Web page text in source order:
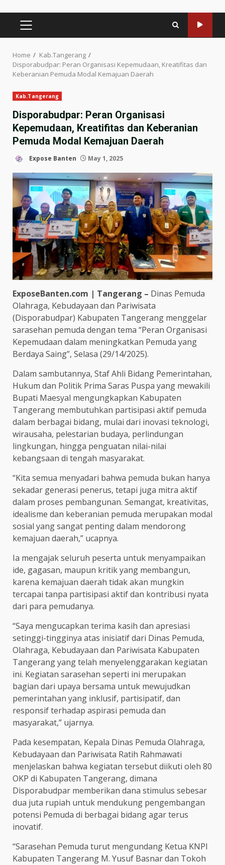
PRIMARY
MENU
Home
Kab.Tangerang
Disporabudpar: Peran Organisasi Kepemudaan, Kreatifitas dan
Keberanian Pemuda Modal Kemajuan Daerah
Kab.Tangerang
Disporabudpar: Peran Organisasi
Kepemudaan, Kreatifitas dan Keberanian
Pemuda Modal Kemajuan Daerah
Expose Banten May 1, 2025
ExposeBanten.com | Tangerang – Dinas Pemuda
Olahraga, Kebudayaan dan Pariwisata
(Disporabudpar) Kabupaten Tangerang menggelar
sarasehan pemuda dengan tema “Peran Organisasi
Kepemudaan dalam meningkatkan Pemuda yang
Berdaya Saing”, Selasa (29/14/2025).
Dalam sambutannya, Staf Ahli Bidang Pemerintahan,
Hukum dan Politik Prima Saras Puspa yang mewakili
Bupati Maesyal mengungkapkan Kabupaten
Tangerang membutuhkan partisipasi aktif pemuda
dalam berbagai bidang, mulai dari inovasi teknologi,
wirausaha, pelestarian budaya, perlindungan
lingkungan, hingga penguatan nilai-nilai
kebangsaan di tengah masyarakat.
“Kita semua menyadari bahwa pemuda bukan hanya
sekadar generasi penerus, tetapi juga mitra aktif
dalam proses pembangunan. Semangat, kreativitas,
idealisme dan keberanian pemuda merupakan modal
sosial yang sangat penting dalam mendorong
kemajuan daerah,” ucapnya.
Ia mengajak seluruh peserta untuk menyampaikan
ide, gagasan, maupun kritik yang membangun,
karena kemajuan daerah tidak akan mungkin
tercapai tanpa partisipasi aktif dan kontribusi nyata
dari para pemudanya.
“Saya mengucapkan terima kasih dan apresiasi
setinggi-tingginya atas inisiatif dari Dinas Pemuda,
Olahraga, Kebudayaan dan Pariwisata Kabupaten
Tangerang yang telah menyelenggarakan kegiatan
ini. Kegiatan sarasehan seperti ini merupakan
bagian dari upaya bersama untuk mewujudkan
pemerintahan yang inklusif, partisipatif, dan
responsif terhadap aspirasi pemuda dan
masyarakat,” ujarnya.
Pada kesempatan, Kepala Dinas Pemuda Olahraga,
Kebudayaan dan Pariwisata Ratih Rahmawati
menjelaskan bahwa kegiatan tersebut diikuti oleh 80
OKP di Kabupaten Tangerang, dimana
Disporabudpar memberikan dana stimulus sebesar
dua juta rupiah untuk mendukung pengembangan
potensi Pemuda di berbagai bidang agar terus
inovatif.
“Sarasehan Pemuda turut mengundang Ketua KNPI
Kabupaten Tangerang M. Yusuf Basnar dan Tokoh